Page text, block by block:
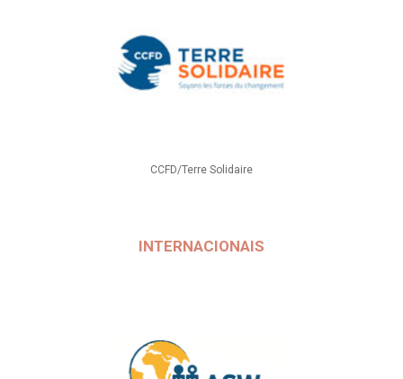
CCFD/Terre Solidaire
INTERNACIONAIS